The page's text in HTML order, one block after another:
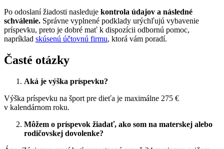
Po odoslaní žiadosti nasleduje kontrola údajov a následné
schválenie. Správne vyplnené podklady urýchľujú vybavenie
príspevku, preto je dobré mať k dispozícii odbornú pomoc,
napríklad skúsenú účtovnú firmu, ktorá vám poradí.
Časté otázky
Aká je výška príspevku?
Výška príspevku na šport pre dieťa je maximálne 275 €
v kalendárnom roku.
Môžem o príspevok žiadať, ako som na materskej alebo
rodičovskej dovolenke?